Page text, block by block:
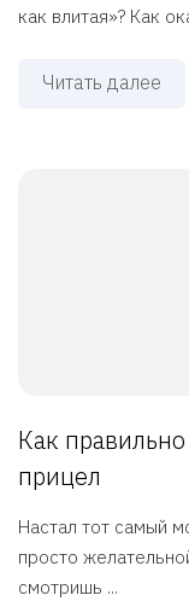
как влитая»? Как
Читать далее
Как
прицел
Настал тот самый
просто
смотришь ...